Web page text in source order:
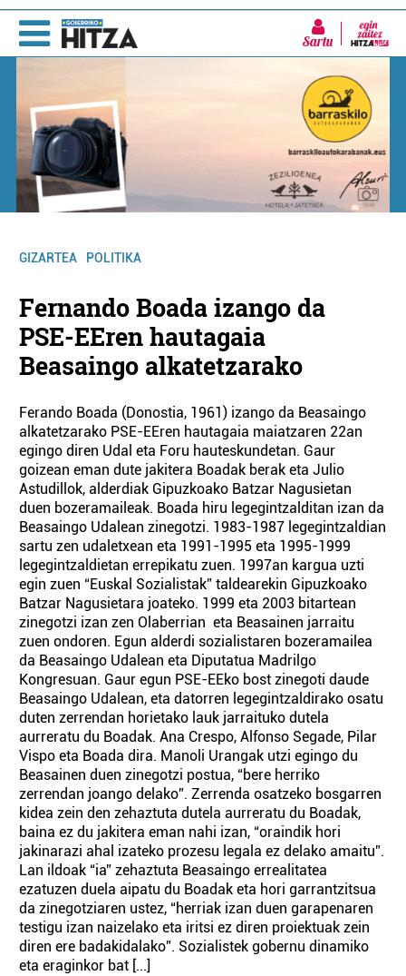
Sartu
GIZARTEA POLITIKA
Fernando Boada izango da
PSE-EEren hautagaia
Beasaingo alkatetzarako
Ferando Boada (Donostia, 1961) izango da Beasaingo
alkatetzarako PSE-EEren hautagaia maiatzaren 22an
egingo diren Udal eta Foru hauteskundetan. Gaur
goizean eman dute jakitera Boadak berak eta Julio
Astudillok, alderdiak Gipuzkoako Batzar Nagusietan
duen bozeramaileak. Boada hiru legegintzalditan izan da
Beasaingo Udalean zinegotzi. 1983-1987 legegintzaldian
sartu zen udaletxean eta 1991-1995 eta 1995-1999
legegintzaldietan errepikatu zuen. 1997an kargua uzti
egin zuen “Euskal Sozialistak” taldearekin Gipuzkoako
Batzar Nagusietara joateko. 1999 eta 2003 bitartean
zinegotzi izan zen Olaberrian eta Beasainen jarraitu
zuen ondoren. Egun alderdi sozialistaren bozeramailea
da Beasaingo Udalean eta Diputatua Madrilgo
Kongresuan. Gaur egun PSE-EEko bost zinegoti daude
Beasaingo Udalean, eta datorren legegintzaldirako osatu
duten zerrendan horietako lauk jarraituko dutela
aurreratu du Boadak. Ana Crespo, Alfonso Segade, Pilar
Vispo eta Boada dira. Manoli Urangak utzi egingo du
Beasainen duen zinegotzi postua, “bere herriko
zerrendan joango delako”. Zerrenda osatzeko bosgarren
kidea zein den zehaztuta dutela aurreratu du Boadak,
baina ez du jakitera eman nahi izan, “oraindik hori
jakinarazi ahal izateko prozesu legala ez delako amaitu”.
Lan ildoak “ia” zehaztuta Beasaingo errealitatea
ezatuzen duela aipatu du Boadak eta hori garrantzitsua
da zinegotziaren ustez, “herriak izan duen garapenaren
testigu izan naizelako eta iritsi ez diren proiektuak zein
diren ere badakidalako”. Sozialistek gobernu dinamiko
eta eraginkor bat [...]